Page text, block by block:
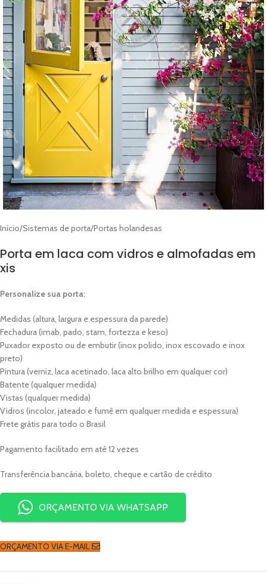
Início/Sistemas de porta/Portas holandesas
Porta em laca com vidros e almofadas em
xis
Personalize sua porta:
Medidas (altura, largura e espessura da parede)
Fechadura (imab, pado, stam, fortezza e keso)
Puxador exposto ou de embutir (inox polido, inox escovado e inox
preto)
Pintura (verniz, laca acetinado, laca alto brilho em qualquer cor)
Batente (qualquer medida)
Vistas (qualquer medida)
Vidros (incolor, jateado e fumê em qualquer medida e espessura)
Frete grátis para todo o Brasil
Pagamento facilitado em até 12 vezes
Transferência bancária, boleto, cheque e cartão de crédito
ORÇAMENTO VIA WHATSAPP
ORÇAMENTO VIA E-MAIL